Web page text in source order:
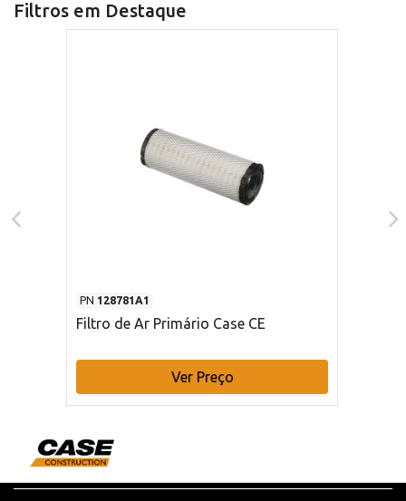
Filtros em Destaque
PN 128781A1
Filtro de Ar Primário Case CE
Ver Preço